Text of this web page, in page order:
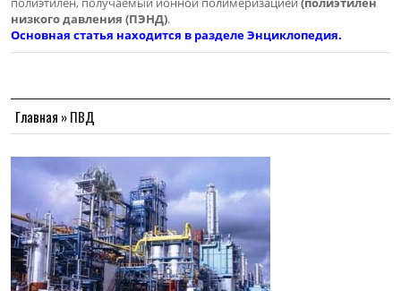
низкого давления (ПЭНД).
Основная статья находится в разделе Энциклопедия.
Главная »ПВД